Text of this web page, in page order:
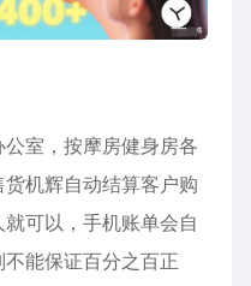
室，按摩房健身房各
机辉自动结算客户购
可以，手机账单会自
能保证百分之百正